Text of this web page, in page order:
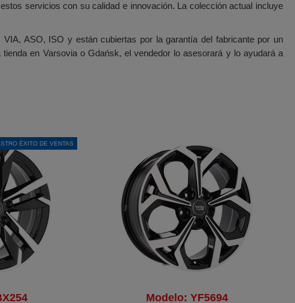
servicios con su calidad e innovación. La colección actual incluye
ASO, ISO y están cubiertas por la garantía del fabricante por un
en Varsovia o Gdańsk, el vendedor lo asesorará y lo ayudará a
ÉXITO DE VENTAS
Modelo: YF5694